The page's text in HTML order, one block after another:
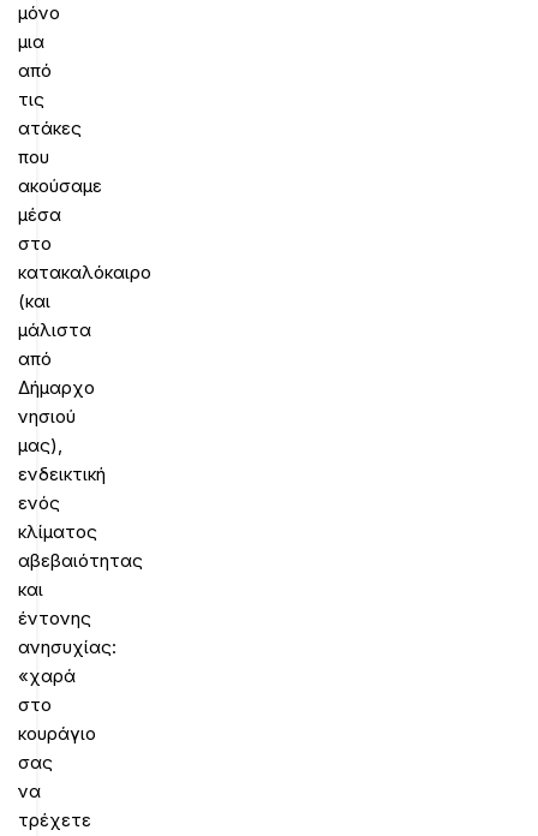
μόνο
μια
από
τις
ατάκες
που
ακούσαμε
μέσα
στο
κατακαλόκαιρο
(και
μάλιστα
από
Δήμαρχο
νησιού
μας),
ενδεικτική
ενός
κλίματος
αβεβαιότητας
και
έντονης
ανησυχίας:
«χαρά
στο
κουράγιο
σας
να
τρέχετε